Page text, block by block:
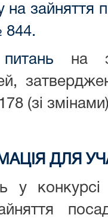
на зайняття
844.
на
(зі
ДЛЯ
у конкурсі